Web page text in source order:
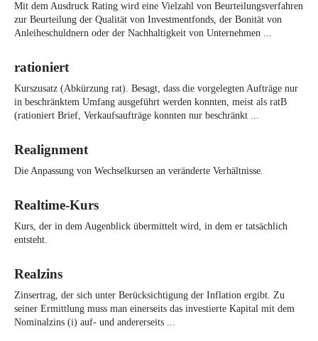
Mit dem Ausdruck Rating wird eine Vielzahl von Beurteilungsverfahren
zur Beurteilung der Qualität von Investmentfonds, der Bonität von
Anleiheschuldnern oder der Nachhaltigkeit von Unternehmen ...
rationiert
Kurszusatz (Abkürzung rat). Besagt, dass die vorgelegten Aufträge nur
in beschränktem Umfang ausgeführt werden konnten, meist als ratB
(rationiert Brief, Verkaufsaufträge konnten nur beschränkt ...
Realignment
Die Anpassung von Wechselkursen an veränderte Verhältnisse.
Realtime-Kurs
Kurs, der in dem Augenblick übermittelt wird, in dem er tatsächlich
entsteht.
Realzins
Zinsertrag, der sich unter Berücksichtigung der Inflation ergibt. Zu
seiner Ermittlung muss man einerseits das investierte Kapital mit dem
Nominalzins (i) auf- und andererseits ...